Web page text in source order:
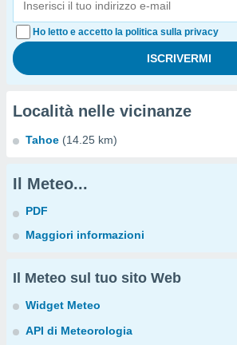
Ho letto e accetto la politica sulla privacy
Località nelle vicinanze
Tahoe (14.25 km)
Il Meteo...
PDF
Maggiori informazioni
Il Meteo sul tuo sito Web
Widget Meteo
API di Meteorologia